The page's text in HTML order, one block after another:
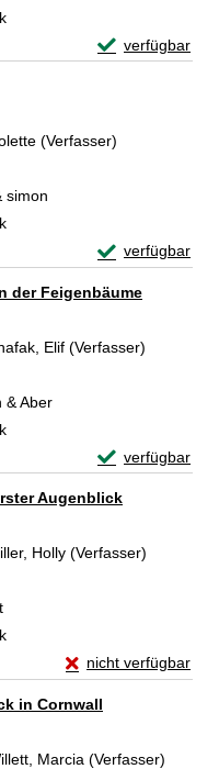
verfügbar
Exemplar-
(Verfasser)
simon
verfügbar
Exemplar-
der Feigenbäume
Elif (Verfasser)
& Aber
verfügbar
Exemplar-
Augenblick
Holly (Verfasser)
nicht verfügbar
Exemplar-Details
in Cornwall
Marcia (Verfasser)